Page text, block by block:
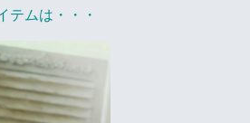
テムは・・・